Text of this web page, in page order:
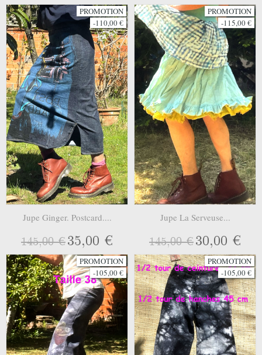
PROMOTION
-110,00 €
Jupe Ginger. Postcard....
145,00 €35,00 €
PROMOTION
-115,00 €
Jupe La Serveuse...
145,00 €30,00 €
PROMOTION
-105,00 €
PROMOTION
-105,00 €